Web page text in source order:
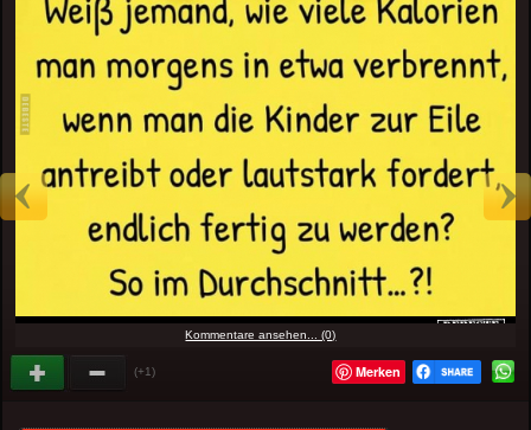
Kommentare ansehen... (0)
(+1) Merken